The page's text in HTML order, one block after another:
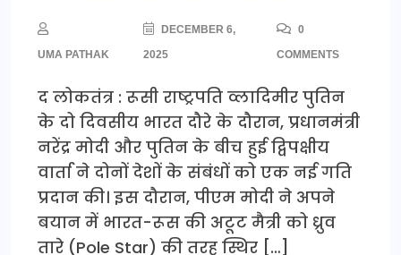
UMA PATHAK
DECEMBER 6,
2025
0
COMMENTS
द लोकतंत्र : रूसी राष्ट्रपति व्लादिमीर पुतिन
के दो दिवसीय भारत दौरे के दौरान, प्रधानमंत्री
नरेंद्र मोदी और पुतिन के बीच हुई द्विपक्षीय
वार्ता ने दोनों देशों के संबंधों को एक नई गति
प्रदान की। इस दौरान, पीएम मोदी ने अपने
बयान में भारत-रूस की अटूट मैत्री को ध्रुव
तारे (Pole Star) की तरह स्थिर […]